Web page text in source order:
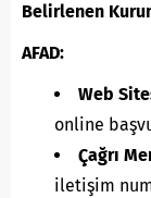
Belirlenen
AFAD:
Web
online
Çağrı
iletişim